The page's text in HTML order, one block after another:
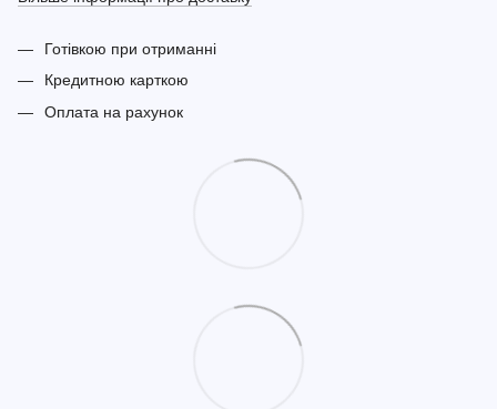
Готівкою при отриманні
Кредитною карткою
Оплата на рахунок